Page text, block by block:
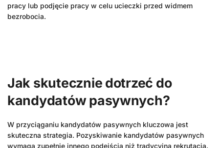
pracy lub podjęcie pracy w celu ucieczki przed widmem
bezrobocia.
Jak skutecznie dotrzeć do
kandydatów pasywnych?
W przyciąganiu kandydatów pasywnych kluczowa jest
skuteczna strategia. Pozyskiwanie kandydatów pasywnych
wymaga zupełnie innego podejścia niż tradycyjna rekrutacja.